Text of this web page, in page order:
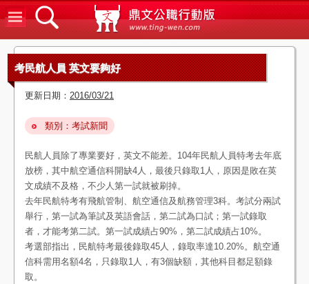
鼎文公
考民航人員 英文要夠好
更新日期： 2016/03/21
類別：考試新聞
民航人員除了專業要好，英文不能差。104年民航人員特考去年底
放榜，其中航空通信科開缺4人，最後只錄取1人，原因是敗在英
文成績不及格，不少人第一試就被刷掉。
去年民航特考有飛航管制、航空通信及航務管理3科。考試分兩試
舉行，第一試為筆試及英語會話，第二試為口試；第一試錄取
者，才能考第二試。第一試成績占90%，第二試成績占10%。
考選部指出，民航特考最後錄取45人，錄取率達10.20%。航空通
信科需用名額4名，只錄取1人，有3個缺額，其他科目都足額錄
取。